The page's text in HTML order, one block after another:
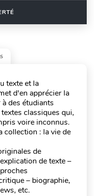
texte et la
d'en apprécier la
des étudiants
classiques qui,
voire inconnus.
collection : la vie de
de
de texte –
– biographie,
etc.